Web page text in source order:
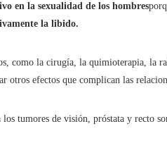
en la sexualidad de los hombres
la libido.
como la cirugía, la quimioterapia, la
otros efectos que complican las
los tumores de visión, próstata y recto